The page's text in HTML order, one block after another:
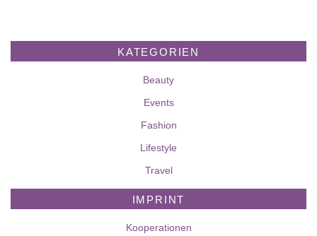
KATEGORIEN
Beauty
Events
Fashion
Lifestyle
Travel
IMPRINT
Kooperationen